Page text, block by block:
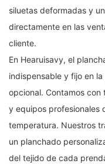
siluetas deformadas y
directamente en las
cliente.
En Hearuisavy, el
indispensable y fijo en
opcional. Contamos
y equipos profesionales
temperatura. Nuestros
un planchado
del tejido de cada